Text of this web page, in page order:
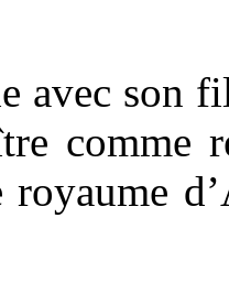
avec son
comme